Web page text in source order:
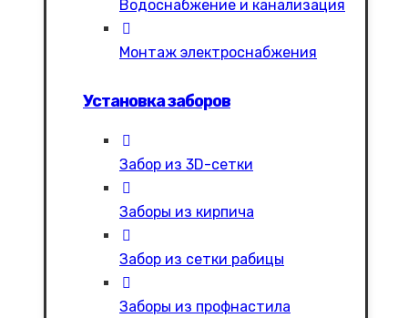
Водоснабжение и канализация
Монтаж электроснабжения
Установка заборов
Забор из 3D-сетки
Заборы из кирпича
Забор из сетки рабицы
Заборы из профнастила